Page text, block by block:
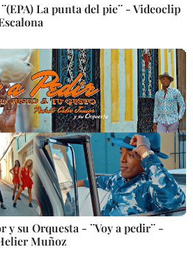
La punta del pie¨ - Videoclip
y su Orquesta - ¨Voy a pedir¨ -
Muñoz